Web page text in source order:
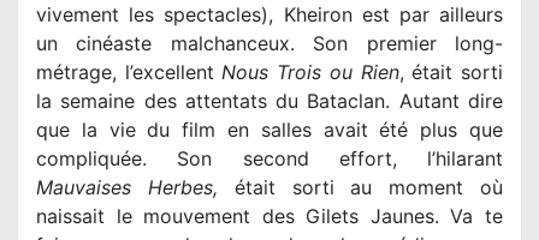
vivement les spectacles), Kheiron est par ailleurs
un cinéaste malchanceux. Son premier long-
métrage, l’excellentNous Trois ou Rien, était sorti
la semaine des attentats du Bataclan. Autant dire
que la vie du film en salles avait été plus que
compliquée. Son second effort, l’hilarant
Mauvaises Herbes, était sorti au moment où
naissait le mouvement des Gilets Jaunes. Va te